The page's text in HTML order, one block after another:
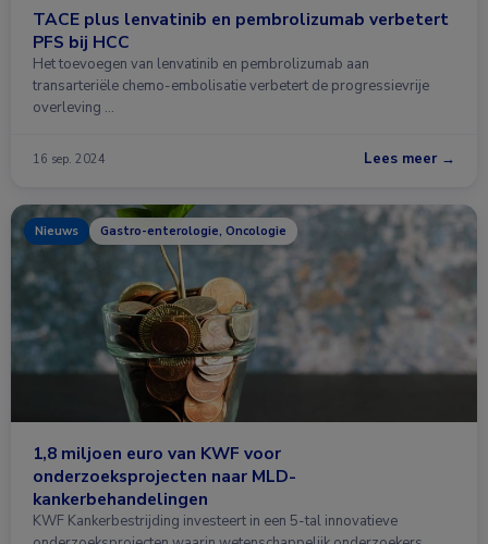
TACE plus lenvatinib en pembrolizumab verbetert
PFS bij HCC
Het toevoegen van lenvatinib en pembrolizumab aan
transarteriële chemo-embolisatie verbetert de progressievrije
overleving …
16 sep. 2024 Lees meer →
Nieuws Gastro-enterologie, Oncologie
1,8 miljoen euro van KWF voor
onderzoeksprojecten naar MLD-
kankerbehandelingen
KWF Kankerbestrijding investeert in een 5-tal innovatieve